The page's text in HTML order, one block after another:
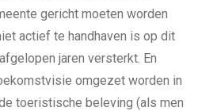
gericht moeten worden
actief te handhaven is op dit
jaren versterkt. En
omgezet worden in
toeristische beleving (als men